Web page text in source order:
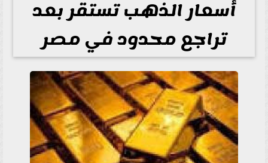
أسعار الذهب تستقر بعد
تراجع محدود في مصر